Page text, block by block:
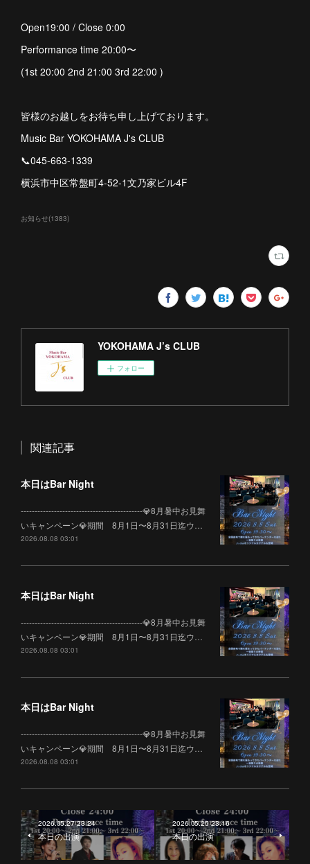
Open19:00 / Close 0:00
Performance time 20:00〜
(1st 20:00 2nd 21:00 3rd 22:00 )
皆様のお越しをお待ち申し上げております。
Music Bar YOKOHAMA J's CLUB
📞045-663-1339
横浜市中区常盤町4-52-1文乃家ビル4F
お知らせ(1383)
YOKOHAMA J’s CLUB
フォロー
関連記事
本日はBar Night
--------------------------------------------💎8月暑中お見舞
いキャンペーン💎期間 8月1日〜8月31日迄ウ…
2026.08.08 03:01
本日はBar Night
--------------------------------------------💎8月暑中お見舞
いキャンペーン💎期間 8月1日〜8月31日迄ウ…
2026.08.08 03:01
本日はBar Night
--------------------------------------------💎8月暑中お見舞
いキャンペーン💎期間 8月1日〜8月31日迄ウ…
2026.08.08 03:01
2026.05.27 23:24
本日の出演
2026.05.25 23:16
本日の出演